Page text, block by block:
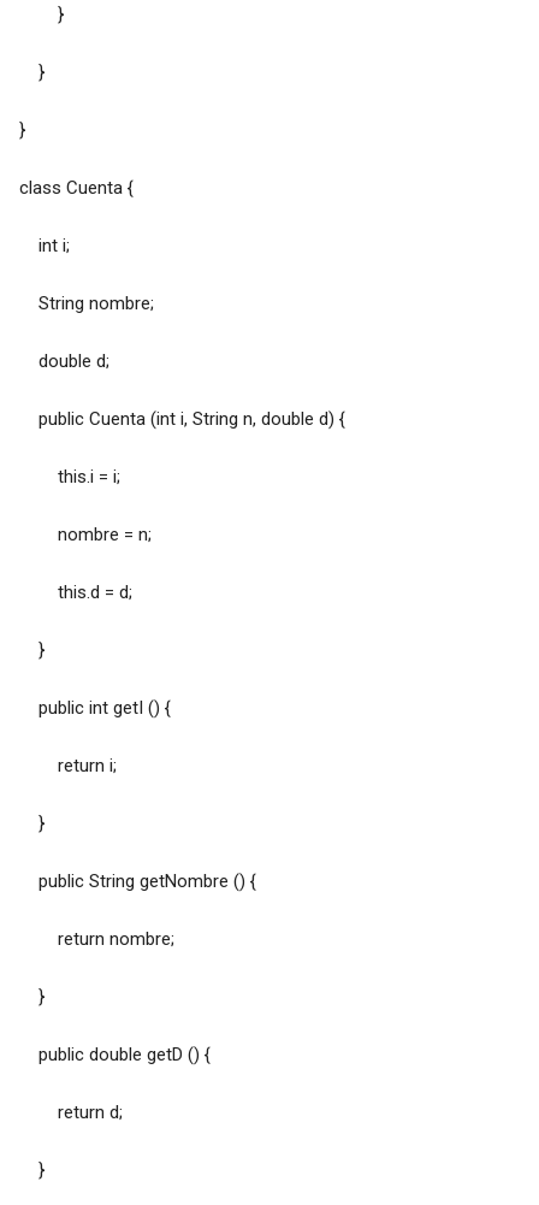
}
}
}
class Cuenta {
int i;
String nombre;
double d;
public Cuenta (int i, String n, double d) {
this.i = i;
nombre = n;
this.d = d;
}
public int getI () {
return i;
}
public String getNombre () {
return nombre;
}
public double getD () {
return d;
}